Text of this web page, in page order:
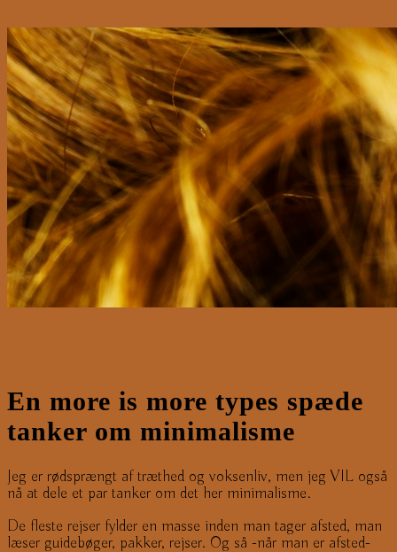
En more is more types spæde
tanker om minimalisme
Jeg er rødsprængt af træthed og voksenliv, men jeg VIL også
nå at dele et par tanker om det her minimalisme.
De fleste rejser fylder en masse inden man tager afsted, man
læser guidebøger, pakker, rejser. Og så -når man er afsted-